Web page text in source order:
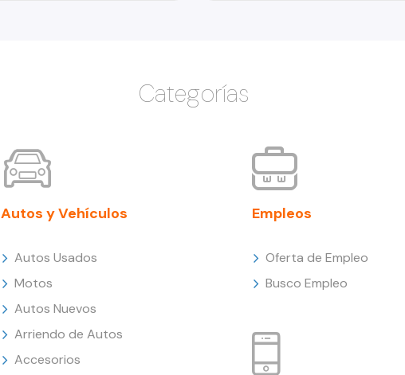
Categorías
Autos y Vehículos
Autos Usados
Motos
Autos Nuevos
Arriendo de Autos
Accesorios
Empleos
Oferta de Empleo
Busco Empleo